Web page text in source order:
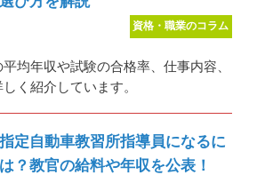
資格・職業のコラム
均年収や試験の合格率、仕事内容、
く紹介しています。
指定自動車教習所指導員になるに
は？教官の給料や年収を公表！